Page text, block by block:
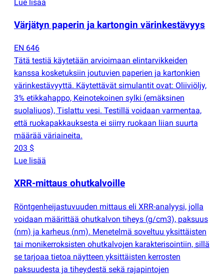
Lue lisää
Värjätyn paperin ja kartongin värinkestävyys
EN 646
Tätä testiä käytetään arvioimaan elintarvikkeiden
kanssa kosketuksiin joutuvien paperien ja kartonkien
värinkestävyyttä. Käytettävät simulantit ovat: Oliiviöljy,
3% etikkahappo, Keinotekoinen sylki (emäksinen
suolaliuos), Tislattu vesi. Testillä voidaan varmentaa,
että ruokapakkauksesta ei siirry ruokaan liian suurta
määrää väriaineita.
203 $
Lue lisää
XRR-mittaus ohutkalvoille
Röntgenheijastuvuuden mittaus eli XRR-analyysi, jolla
voidaan määrittää ohutkalvon tiheys (g/cm3), paksuus
(nm) ja karheus (nm). Menetelmä soveltuu yksittäisten
tai monikerroksisten ohutkalvojen karakterisointiin, sillä
se tarjoaa tietoa näytteen yksittäisten kerrosten
paksuudesta ja tiheydestä sekä rajapintojen